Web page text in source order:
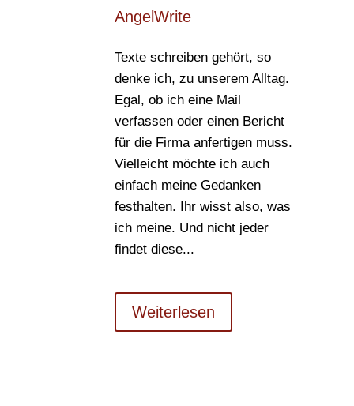
AngelWrite
Texte schreiben gehört, so
denke ich, zu unserem Alltag.
Egal, ob ich eine Mail
verfassen oder einen Bericht
für die Firma anfertigen muss.
Vielleicht möchte ich auch
einfach meine Gedanken
festhalten. Ihr wisst also, was
ich meine. Und nicht jeder
findet diese...
Weiterlesen